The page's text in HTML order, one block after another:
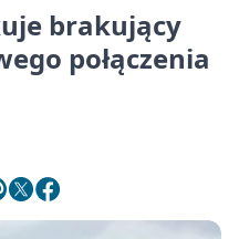
brakujący
połączenia